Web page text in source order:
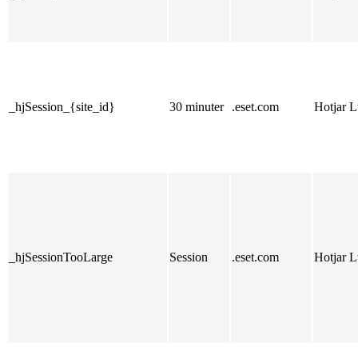
_hjSession_{site_id} 30 minuter .eset.com Hotjar
_hjSessionTooLarge Session .eset.com Hotjar